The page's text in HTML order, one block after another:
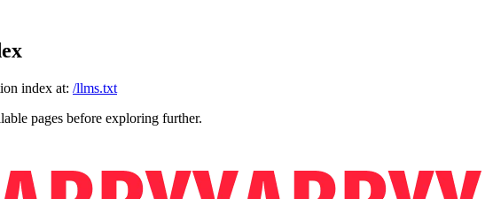
index at: /llms.txt
pages before exploring further.